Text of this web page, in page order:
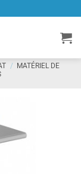
/ MATÉRIEL DE